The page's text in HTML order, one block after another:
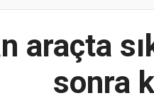
araçta
sonra